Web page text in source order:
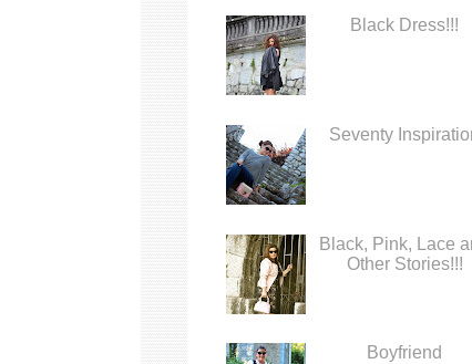
Black Dress!!!
Seventy
Black, Pink, Lace
Other Stories!!!
Boyfriend